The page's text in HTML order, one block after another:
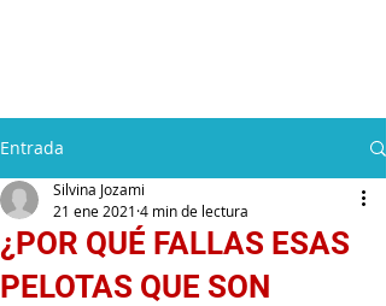
Entrada
¿POR QUÉ FALLAS ESAS
PELOTAS QUE SON
Silvina Jozami
21 ene 2021 4 min de lectura